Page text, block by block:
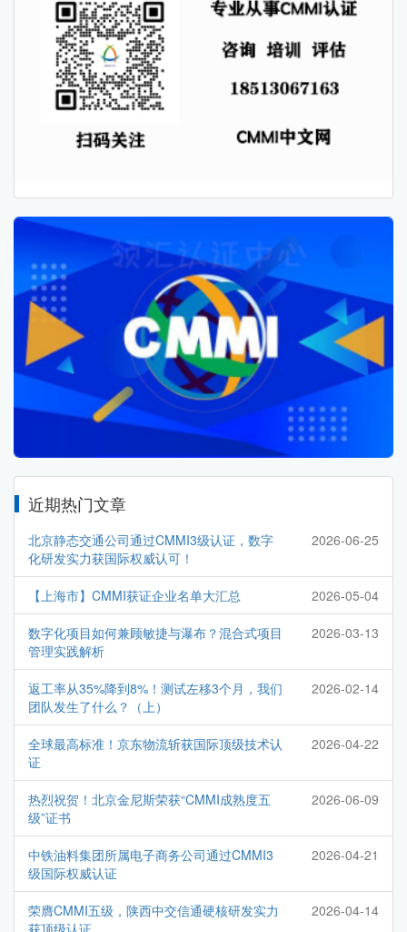
近期热门文章
北京静态交通公司通过CMMI3级认证，数字
化研发实力获国际权威认可！
2026-06-25
【上海市】CMMI获证企业名单大汇总 2026-05-04
数字化项目如何兼顾敏捷与瀑布？混合式项目
管理实践解析
2026-03-13
返工率从35%降到8%！测试左移3个月，我们
团队发生了什么？（上）
2026-02-14
全球最高标准！京东物流斩获国际顶级技术认
证
2026-04-22
热烈祝贺！北京金尼斯荣获“CMMI成熟度五
级”证书
2026-06-09
中铁油料集团所属电子商务公司通过CMMI3
级国际权威认证
2026-04-21
荣膺CMMI五级，陕西中交信通硬核研发实力
2026-04-14